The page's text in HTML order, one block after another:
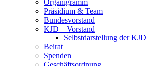
Organigramm
Präsidium & Team
Bundesvorstand
KJD – Vorstand
Selbstdarstellung der KJD
Beirat
Spenden
Geschäftsordnung